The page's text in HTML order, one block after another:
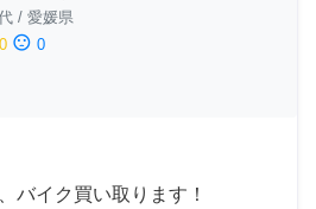
/ 愛媛県
0 sentiment_dissatisfied 0
バイク買い取ります！